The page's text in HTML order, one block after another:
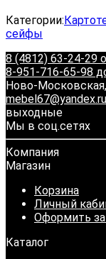
Категории:
сейфы
8 (4812) 63-24-29
8-951-716-65-98
Ново-
mebel67@yandex.ru
выходные
Мы в соц.сетях
Компания
Магазин
Корзина
Личный
Оформить
Каталог